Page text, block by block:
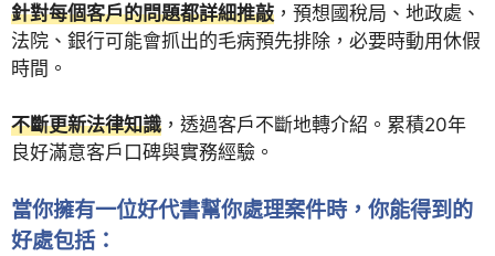
針對每個客戶的問題都詳細推敲 ，預想國稅局、地政處、
法院、銀行可能會抓出的毛病預先排除，必要時動用休假
時間。
不斷更新法律知識 ，透過客戶不斷地轉介紹。累積20年
良好滿意客戶口碑與實務經驗。
當你擁有一位好代書幫你處理案件時，你能得到的
好處包括：